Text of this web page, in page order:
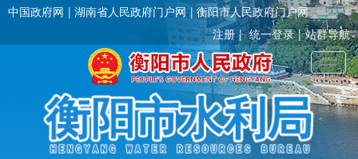
中国政府网 湖南省人民政府门户网
衡阳市人民政府门户网
注册
统一登录 站群导航